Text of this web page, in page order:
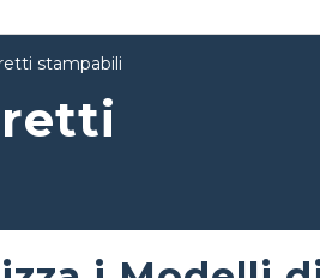
stampabili